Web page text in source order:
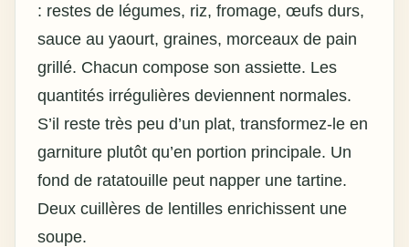
: restes de légumes, riz, fromage, œufs durs,
sauce au yaourt, graines, morceaux de pain
grillé. Chacun compose son assiette. Les
quantités irrégulières deviennent normales.
S’il reste très peu d’un plat, transformez-le en
garniture plutôt qu’en portion principale. Un
fond de ratatouille peut napper une tartine.
Deux cuillères de lentilles enrichissent une
soupe.